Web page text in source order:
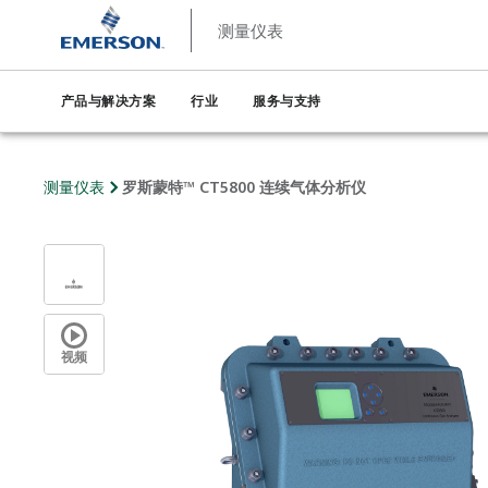
测量仪表
产品与解决方案 行业 服务与支持
测量仪表 罗斯蒙特™ CT5800 连续气体分析仪
视频